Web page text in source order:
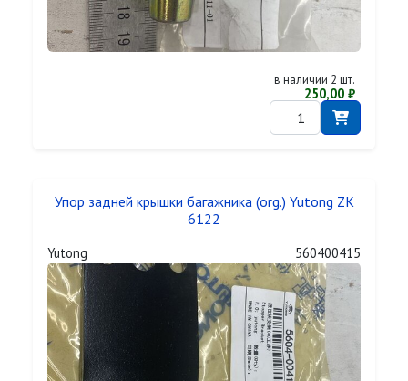
в наличии 2 шт.
250,00 ₽
Упор задней крышки багажника (org.) Yutong ZK
6122
Yutong 560400415